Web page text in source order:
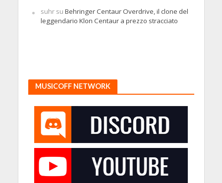
suhrsu Behringer Centaur Overdrive, il clone del
leggendario Klon Centaur a prezzo stracciato
MUSICOFF NETWORK